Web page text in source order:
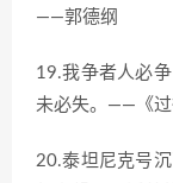
——郭德纲
19.我争者人必
未必失。——《过
20.泰坦尼克号